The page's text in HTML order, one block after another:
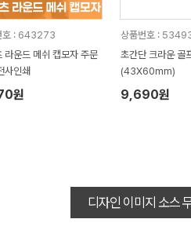
호 : 643273
라운드 메쉬 캡모자 주문
사인쇄
원
상품번호 :
초간단 크라운
(43X60mm)
9,690원
디자인 이미지 소스